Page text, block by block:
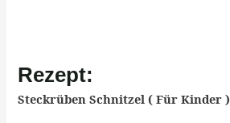
Rezept:
Steckrüben Schnitzel ( Für Kinder )